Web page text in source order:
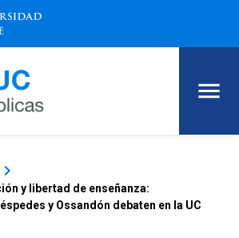
keyboard_arrow_right
y libertad de enseñanza:
y Ossandón debaten en la UC